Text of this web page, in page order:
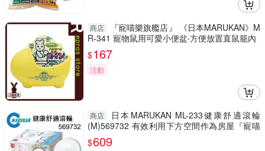
商店
『寵喵樂旗艦店』 《日本MARUKAN》M
R-341 寵物鼠用可愛小便盆‧方便放置直鼠籠內
$167
活動
商店
日本MARUKAN ML-233健康舒適滾輪
(M)569732 有效利用下方空間作為房屋『寵喵
樂旗艦店』
$609